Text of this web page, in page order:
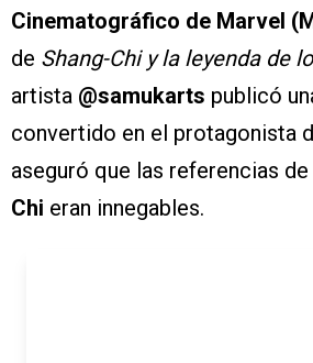
Cinematográfico de Marvel
de Shang-Chi y la leyenda de
artista @samukarts publicó
convertido en el protagonista
aseguró que las referencias de
Chi eran innegables.